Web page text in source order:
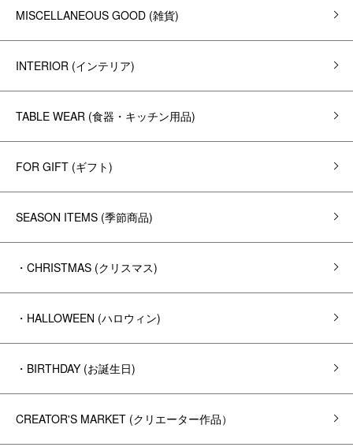
MISCELLANEOUS GOOD (雑貨)
INTERIOR (インテリア)
TABLE WEAR (食器・キッチン用品)
FOR GIFT (ギフト)
SEASON ITEMS (季節商品)
・CHRISTMAS (クリスマス)
・HALLOWEEN (ハロウィン)
・BIRTHDAY (お誕生日)
CREATOR'S MARKET (クリエーター作品）